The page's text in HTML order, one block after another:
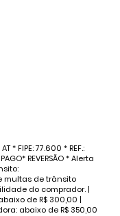
* FIPE: 77.600 * REF.:
REVERSÃO * Alerta
multas de trânsito
do comprador. |
de R$ 300,00 |
abaixo de R$ 350,00